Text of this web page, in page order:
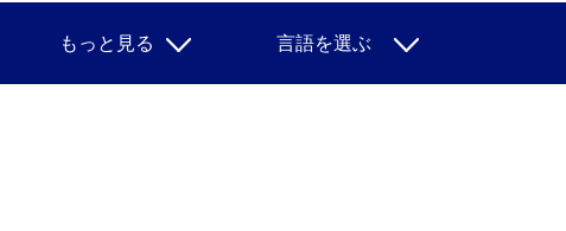
もっと見る 言語を選ぶ